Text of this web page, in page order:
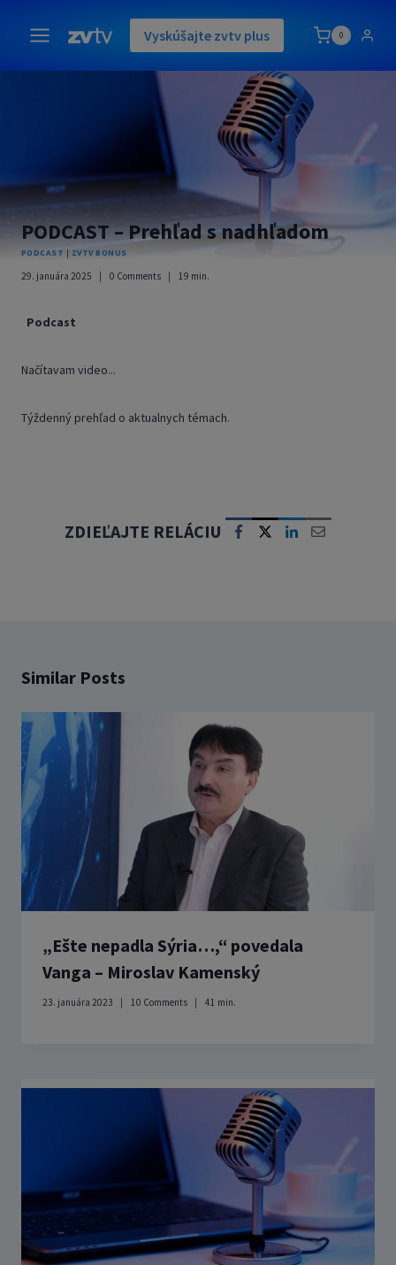
content
Vyskúšajte zvtv plus 0
PODCAST – Prehľad s nadhľadom
PODCAST | ZVTV BONUS
29. januára 2025 0 Comments 19 min.
Podcast
Načítavam video...
Týždenný prehľad o aktualnych témach.
ZDIEĽAJTE RELÁCIU
Similar Posts
„Ešte nepadla Sýria…,“ povedala
Vanga – Miroslav Kamenský
23. januára 2023 10 Comments 41 min.